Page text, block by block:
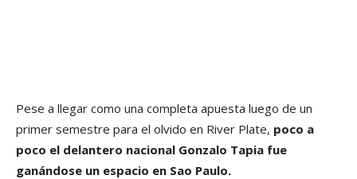
Pese a llegar como una completa apuesta luego de un
primer semestre para el olvido en River Plate, poco a
poco el delantero nacional Gonzalo Tapia fue
ganándose un espacio en Sao Paulo.